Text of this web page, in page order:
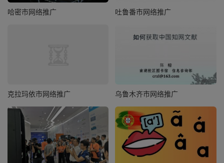
哈密市网络推广 吐鲁番市网络推广
克拉玛依市网络推广 乌鲁木齐市网络推广